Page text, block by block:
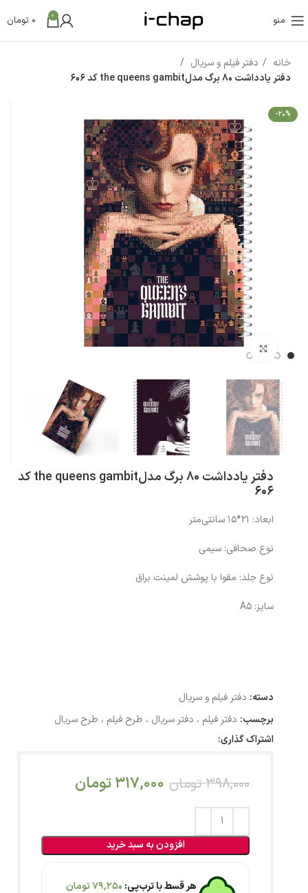
منو 0
0 تومان
خانه
دفتر فیلم و سریال
دفتر یادداشت 80 برگ مدلthe queens gambit کد 606
-20%
بزرگنمایی تصویر
دفتر یادداشت 80 برگ مدلthe queens gambit کد
606
ابعاد: 21*15 سانتی‌متر
نوع صحافی: سیمی
نوع جلد: مقوا با پوشش لمینت براق
سایز: A5
دسته: دفتر فیلم و سریال
برچسب: دفتر فیلم ، دفتر سریال ، طرح فیلم ، طرح سریال
اشتراک گذاری:
398,000 تومان 317,000تومان
افزودن به سبد خرید
هر قسط با ترب‌پی: 79,250تومان